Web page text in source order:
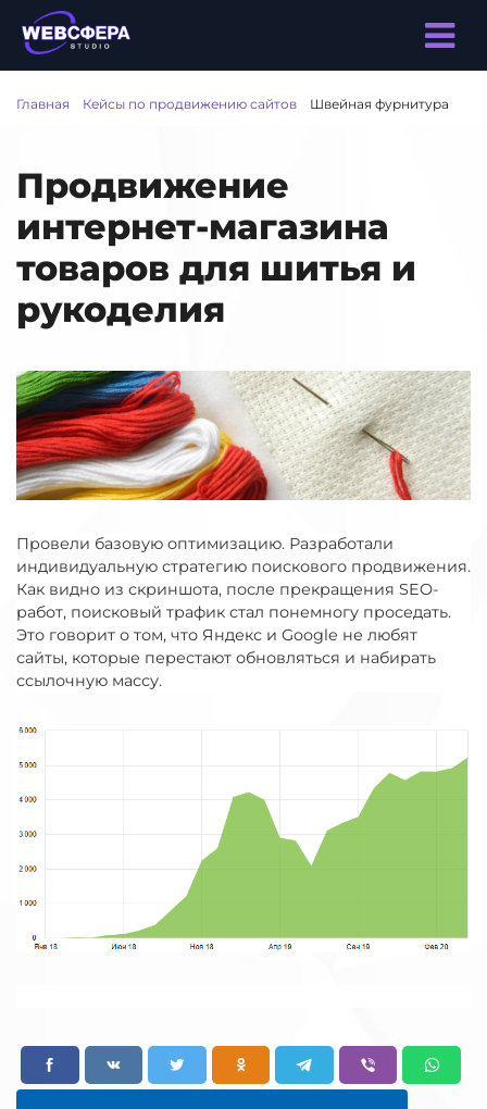
Главная Кейсы по продвижению сайтов Швейная фурнитура
Продвижение
интернет-магазина
товаров для шитья и
рукоделия
Провели базовую оптимизацию. Разработали
индивидуальную стратегию поискового продвижения.
Как видно из скриншота, после прекращения SEO-
работ, поисковый трафик стал понемногу проседать.
Это говорит о том, что Яндекс и Google не любят
сайты, которые перестают обновляться и набирать
ссылочную массу.